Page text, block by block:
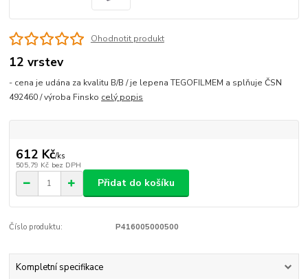
Ohodnotit produkt
12 vrstev
- cena je udána za kvalitu B/B / je lepena TEGOFILMEM a splňuje ČSN
492460 / výroba Finsko celý popis
612 Kč/ks
505,79 Kč bez DPH
Přidat do košíku
Číslo produktu: P416005000500
Kompletní specifikace